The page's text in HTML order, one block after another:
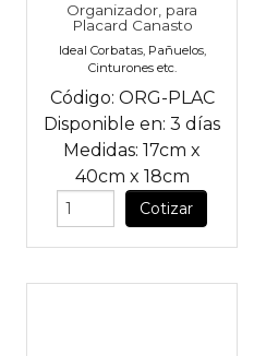
Organizador, para
Placard Canasto
Ideal Corbatas, Pañuelos,
Cinturones etc.
Código: ORG-PLAC
Disponible en: 3 días
Medidas: 17cm x
40cm x 18cm
Cotizar